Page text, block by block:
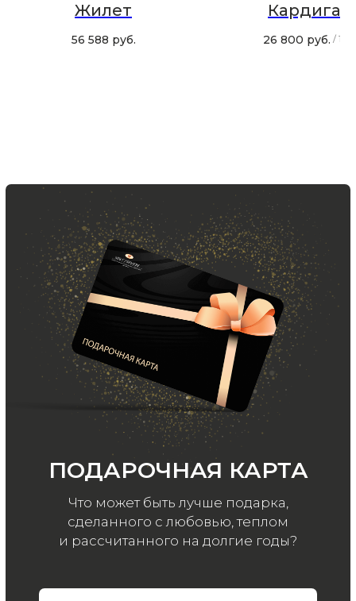
Жилет
56 588 руб.
Кардиган
26 800 руб. / 1 шт
ООО «МИР КАШЕМИРА» © 2023
Все права защищены.
Политика
конфиденциальности